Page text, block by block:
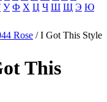
У Ф Х Ц Ч Ш Щ Э Ю
Rose / I Got This Style
This